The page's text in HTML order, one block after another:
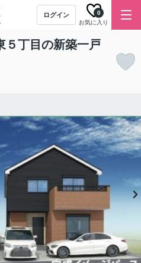
ログイン
お気に入り
0
５丁目の新築一戸